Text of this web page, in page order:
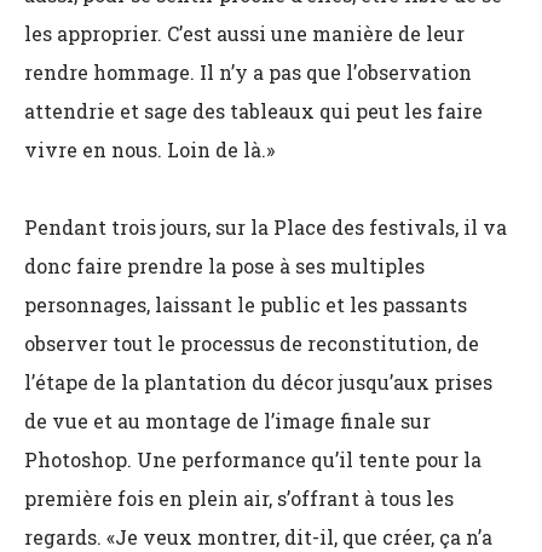
les approprier. C’est aussi une manière de leur
rendre hommage. Il n’y a pas que l’observation
attendrie et sage des tableaux qui peut les faire
vivre en nous. Loin de là.»
Pendant trois jours, sur la Place des festivals, il va
donc faire prendre la pose à ses multiples
personnages, laissant le public et les passants
observer tout le processus de reconstitution, de
l’étape de la plantation du décor jusqu’aux prises
de vue et au montage de l’image finale sur
Photoshop. Une performance qu’il tente pour la
première fois en plein air, s’offrant à tous les
regards. «Je veux montrer, dit-il, que créer, ça n’a